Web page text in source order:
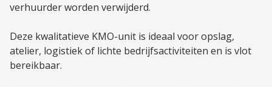
verhuurder worden verwijderd.
Deze kwalitatieve KMO-unit is ideaal voor opslag,
atelier, logistiek of lichte bedrijfsactiviteiten en is vlot
bereikbaar.